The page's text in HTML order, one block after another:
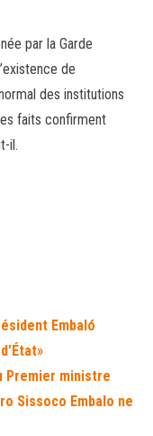
par la Garde
de
des institutions
faits confirment
il.
Embaló
Premier ministre
Sissoco Embalo ne